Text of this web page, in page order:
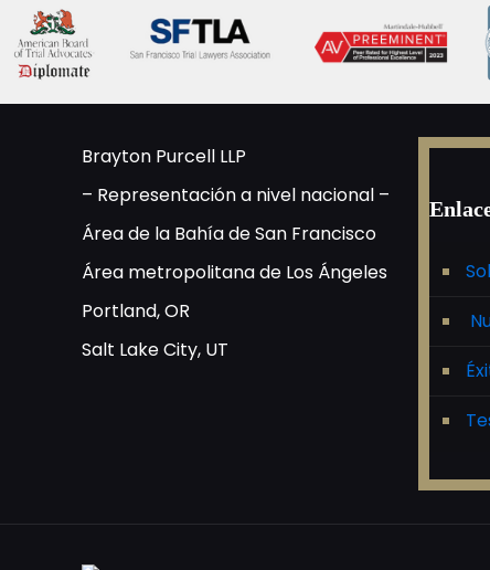
Brayton Purcell LLP
– Representación a nivel nacional –
Área de la Bahía de San Francisco
Área metropolitana de Los Ángeles
Portland, OR
Salt Lake City, UT